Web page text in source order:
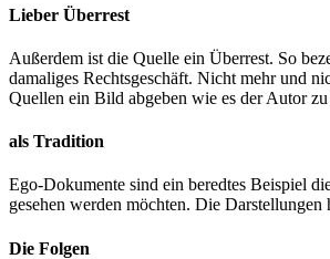
Lieber Überrest
Außerdem ist die Quelle ein Überrest. So
damaliges Rechtsgeschäft. Nicht mehr und
Quellen ein Bild abgeben wie es der Autor zu
als Tradition
Ego-Dokumente sind ein beredtes Beispiel
gesehen werden möchten. Die
Die Folgen